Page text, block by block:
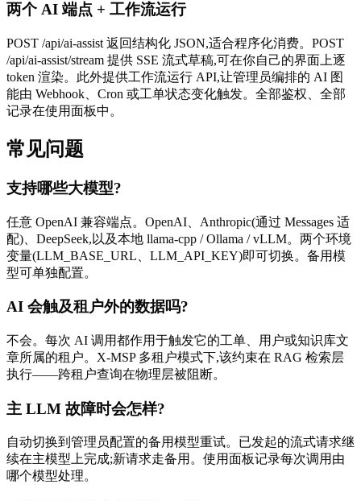
两个 AI 端点 + 工作流运行
POST /api/ai-assist 返回结构化 JSON,适合程序化消费。POST
/api/ai-assist/stream 提供 SSE 流式草稿,可在你自己的界面上逐
token 渲染。此外提供工作流运行 API,让管理员编排的 AI 图
能由 Webhook、Cron 或工单状态变化触发。全部鉴权、全部
记录在使用面板中。
常见问题
支持哪些大模型?
任意 OpenAI 兼容端点。OpenAI、Anthropic(通过 Messages 适
配)、DeepSeek,以及本地 llama-cpp / Ollama / vLLM。两个环境
变量(LLM_BASE_URL、LLM_API_KEY)即可切换。备用模
型可单独配置。
AI 会触及租户外的数据吗?
不会。每次 AI 调用都作用于触发它的工单、用户或知识库文
章所属的租户。X-MSP 多租户模式下,该约束在 RAG 检索层
执行——跨租户查询在物理层被阻断。
主 LLM 故障时会怎样?
自动切换到管理员配置的备用模型重试。已发起的流式请求继
续在主模型上完成;新请求走备用。使用面板记录每次调用由
哪个模型处理。